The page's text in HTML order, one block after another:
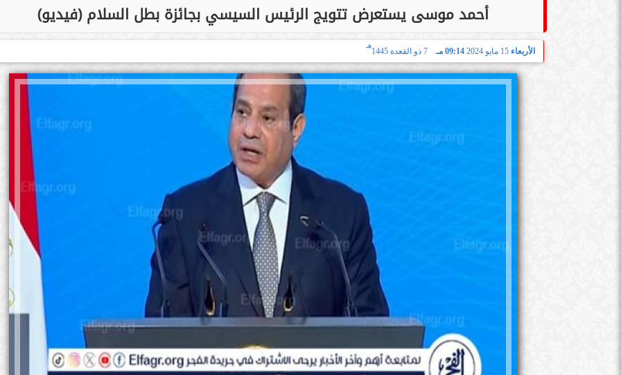
أحمد موسى يستعرض تتويج الرئيس السيسي بجائزة بطل السلام (فيديو)
الأربعاء 15 مايو 2024 09:14 مـ 7 ذو القعدة 1445
هـ